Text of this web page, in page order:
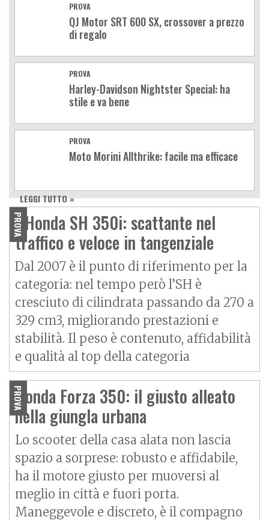
PROVA
QJ Motor SRT 600 SX, crossover a prezzo
di regalo
PROVA
Harley-Davidson Nightster Special: ha
stile e va bene
PROVA
Moto Morini Allthrike: facile ma efficace
LEGGI TUTTO »
PROVA
L'Honda SH 350i: scattante nel
traffico e veloce in tangenziale
Dal 2007 è il punto di riferimento per la
categoria: nel tempo però l’SH è
cresciuto di cilindrata passando da 270 a
329 cm3, migliorando prestazioni e
stabilità. Il peso è contenuto, affidabilità
e qualità al top della categoria
PROVA
Honda Forza 350: il giusto alleato
nella giungla urbana
Lo scooter della casa alata non lascia
spazio a sorprese: robusto e affidabile,
ha il motore giusto per muoversi al
meglio in città e fuori porta.
Maneggevole e discreto, è il compagno